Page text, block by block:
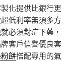
化提供比銀行更
低利率無須多方
必須對症下藥，
客戶信譽優良套
餅搭配專用的氣